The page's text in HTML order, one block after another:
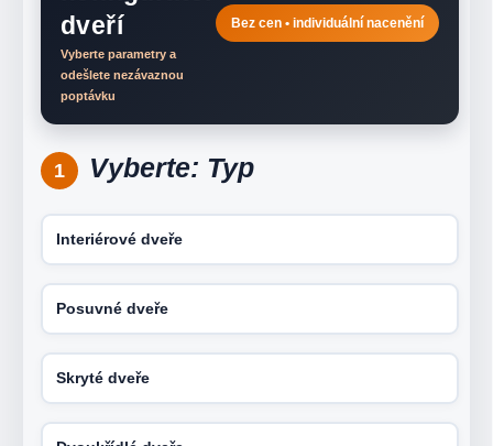
dveří
Vyberte parametry a
odešlete nezávaznou
poptávku
Bez cen • individuální nacenění
1 Vyberte: Typ
Interiérové dveře
Posuvné dveře
Skryté dveře